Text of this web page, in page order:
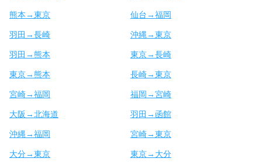
熊本→東京 仙台→福岡
羽田→長崎 沖縄→東京
羽田→熊本 東京→長崎
東京→熊本 長崎→東京
宮崎→福岡 福岡→宮崎
大阪→北海道 羽田→函館
沖縄→福岡 宮崎→東京
大分→東京 東京→大分